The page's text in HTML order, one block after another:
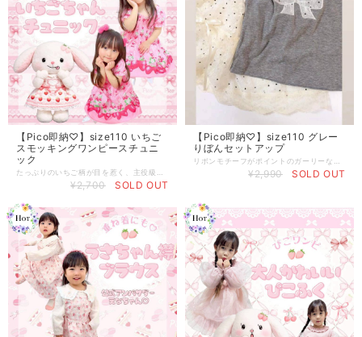
【Pico即納♡】size110 いちご
スモッキングワンピースチュニ
ック
たっぷりのいちご柄が目を惹く、主役級ワンピース。 ぴこで大人気こワンピースチュニックです ˘ᴗ˘ ふんわり広がるシルエットで、動くたびに可愛さがあふれます♡（ナイロン） 甘さたっぷりのデザインで、お出かけや撮影にもぴったりの一着です。
¥2,700 SOLD OUT
【Pico即納♡】size110 グレー
りぼんセットアップ
リボンモチーフがポイントのガーリーなセットアップ。 トップスとチュールスカートの組み合わせで、ふんわりとしたシルエットが可愛らしさを引き立てます。 それぞれ単品でも使えるので、コーデの幅が広がるのも嬉しいポイント。 お出かけや特別な日にもぴったりな一着です。
¥2,990 SOLD OUT